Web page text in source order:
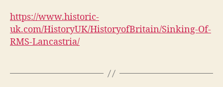
https://www.historic-
uk.com/HistoryUK/HistoryofBritain/Sinking-Of-
RMS-Lancastria/